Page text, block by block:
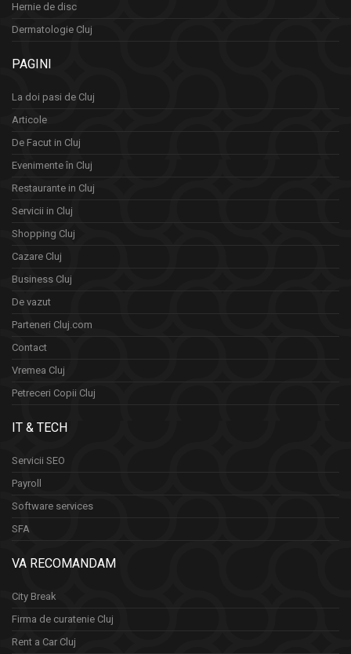
Hernie de disc
Dermatologie Cluj
PAGINI
La doi pasi de Cluj
Articole
De Facut in Cluj
Evenimente în Cluj
Restaurante in Cluj
Servicii in Cluj
Shopping Cluj
Cazare Cluj
Business Cluj
De vazut
Parteneri Cluj.com
Contact
Vremea Cluj
Petreceri Copii Cluj
IT & TECH
Servicii SEO
Payroll
Software services
SFA
VA RECOMANDAM
City Break
Firma de curatenie Cluj
Rent a Car Cluj